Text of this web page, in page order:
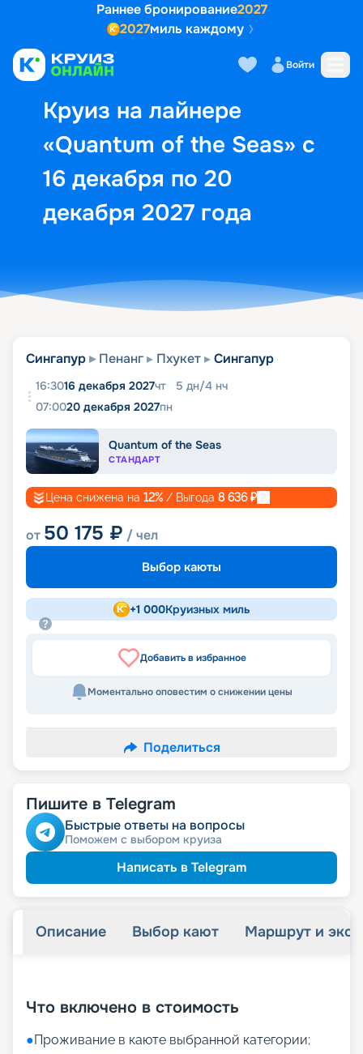
Раннее бронирование2027
2027миль каждому
Войти
Круиз на лайнере
«Quantum of the Seas» с
16 декабря по 20
декабря 2027 года
Выбор кают Маршрут и
Сингапур Пенанг Пхукет Сингапур
16:3016 декабря 2027чт 5 дн/4 нч
07:0020 декабря 2027пн
Quantum of the Seas
СТАНДАРТ
Цена снижена на 12% / Выгода 8 636₽
от 50 175 ₽ / чел
Выбор каюты
+1 000Круизных миль
Добавить в избранное
Моментально оповестим о снижении цены
Поделиться
Пишите в Telegram
Быстрые ответы на вопросы
Поможем с выбором круиза
Написать в Telegram
Описание Выбор кают Маршрут и
Что включено в стоимость
●Проживание в каюте выбранной категории;